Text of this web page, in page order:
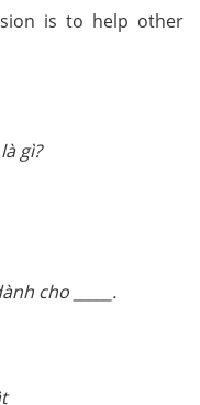
is to help other
gì?
cho _____.